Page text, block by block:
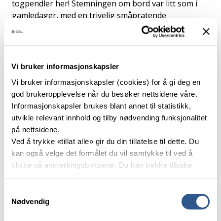
Vi bruker informasjonskapsler
Vi bruker informasjonskapsler (cookies) for å gi deg en
god brukeropplevelse når du besøker nettsidene våre.
Informasjonskapsler brukes blant annet til statistikk,
utvikle relevant innhold og tilby nødvending funksjonalitet
på nettsidene.
Ved å trykke «tillat alle» gir du din tillatelse til dette. Du
kan også velge det formålet du vil samtykke til ved å
klikke på avmerkingsboksene. Du kan trekke tilbake
Nødvendig
togpendler her! Stemningen om bord var litt som i
gamledager, med en trivelig småpratende
konduktør, noe som også bidro til en god
reiseopplevelse. Plutselig dukket det opp gamle
vinduene. Fram med kameraet! Det var location for
på Viaplay på tampen av året, og store norske navn
som Jon Øigarden og Sven Nordin har roller i filmen
om den dramatiske frakten av Norges Banks
gullbeholdning over til England i april 1940. Området
har tiltrukket seg flere store filmproduksjoner, som
Mission Impossible 7 og Harry Potter og
Halvblodsprinsen.
Tindehovedstaden Velger du en tur med
tilbake så fort som mulig, selv om togreisen er en
attraksjon i seg selv. Det er nok av severdigheter å